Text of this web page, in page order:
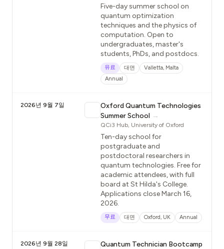
Five-day summer school on
quantum optimization
techniques and the physics of
computation. Open to
undergraduates, master's
students, PhDs, and postdocs.
유료 대면
Valletta, Malta
Annual
2026년 9월 7일
Oxford Quantum Technologies
Summer School →
QCi3 Hub, University of Oxford
Ten-day school for
postgraduate and
postdoctoral researchers in
quantum technologies. Free for
academic attendees, with full
board at St Hilda's College.
Applications close March 16,
2026.
무료 대면 Oxford, UK Annual
2026년 9월 28일
Quantum Technician Bootcamp